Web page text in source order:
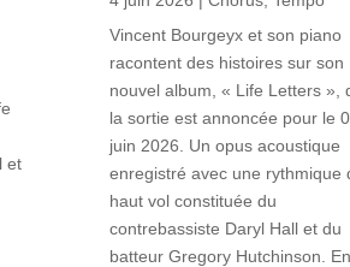
et
Vincent Bourgeyx et son piano
racontent des histoires sur son
nouvel album, « Life Letters »,
la sortie est annoncée pour le
juin 2026. Un opus acoustique
enregistré avec une rythmique
haut vol constituée du
contrebassiste Daryl Hall et du
batteur Gregory Hutchinson.